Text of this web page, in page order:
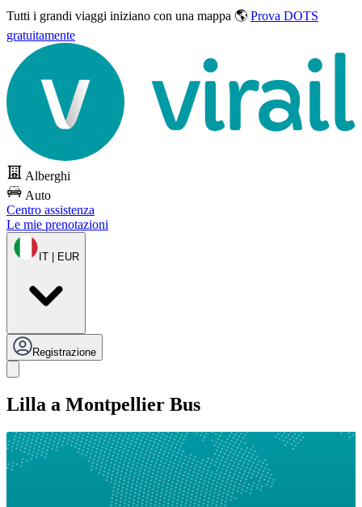
Tutti i grandi viaggi iniziano con una mappa 🌎 Prova DOTS
gratuitamente
Alberghi
Auto
Centro assistenza
Le mie prenotazioni
IT | EUR
Registrazione
Lilla a Montpellier Bus